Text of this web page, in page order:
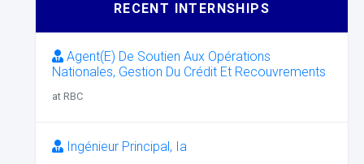
RECENT INTERNSHIPS
Agent(E) De Soutien Aux Opérations
Nationales, Gestion Du Crédit Et Recouvrements
at RBC
Ingénieur Principal, Ia